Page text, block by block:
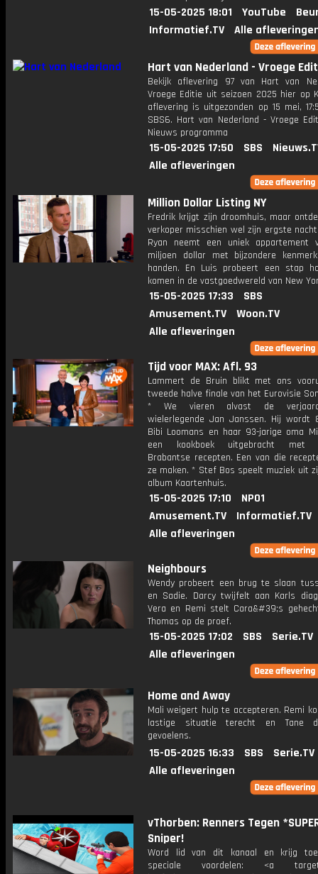
15-05-2025 18:01 YouTube
Informatief.TV
Alle
Hart van Nederland - Vroege
Bekijk aflevering 97 van Hart van
Vroege Editie uit seizoen 2025 hier op
aflevering is uitgezonden op 15 mei,
SBS6. Hart van Nederland - Vroege
Nieuws programma
15-05-2025 17:50 SBS
Alle afleveringen
Million Dollar Listing NY
Fredrik krijgt zijn droomhuis, maar
verkoper misschien wel zijn ergste
Ryan neemt een uniek appartement
miljoen dollar met bijzondere
handen. En Luis probeert een stap
komen in de vastgoedwereld van New
15-05-2025 17:33
SBS
Amusement.TV
Woon.TV
Alle afleveringen
Tijd voor MAX: Afl. 93
Lammert de Bruin blikt met ons
tweede halve finale van het Eurovisie
* We vieren alvast de
wielerlegende Jan Janssen. Hij wordt
Bibi Loomans en haar 93-jarige oma
een kookboek uitgebracht met
Brabantse recepten. Een van die
ze maken. * Stef Bos speelt muziek uit
album Kaartenhuis.
15-05-2025 17:10
NPO1
Amusement.TV
Informatief.TV
Alle afleveringen
Neighbours
Wendy probeert een brug te slaan
en Sadie. Darcy twijfelt aan Karls
Vera en Remi stelt Cara&#39;s
Thomas op de proef.
15-05-2025 17:02 SBS
Serie.TV
Alle afleveringen
Home and Away
Mali weigert hulp te accepteren. Remi
lastige situatie terecht en Tane
gevoelens.
15-05-2025 16:33 SBS
Serie.TV
Alle afleveringen
vThorben: Renners Tegen
Sniper!
Word lid van dit kanaal en krijg
speciale voordelen: <a